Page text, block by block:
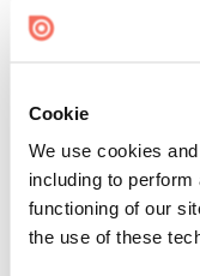
Cookie
We use cookies
including to
functioning of our
the use of these